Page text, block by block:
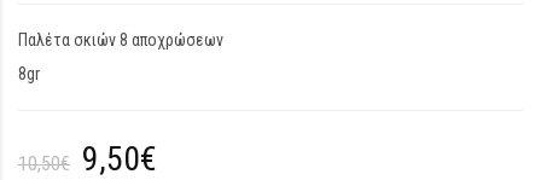
Παλέτα σκιών 8 αποχρώσεων
8gr
10,50€ 9,50€